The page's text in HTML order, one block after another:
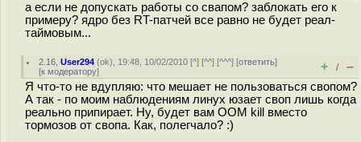
а если не допускать работы со свапом? заблокать его к
примеру? ядро без RT-патчей все равно не будет реал-
таймовым...
2.16 ,User294 (ok), 19:48, 10/02/2010 [^] [^^] [^^^] [ответить]
[к модератору] + / –
Я что-то не вдупляю: что мешает не пользоваться свопом?
А так - по моим наблюдениям линух юзает своп лишь когда
реально припирает. Ну, будет вам OOM kill вместо
тормозов от свопа. Как, полегчало? :)